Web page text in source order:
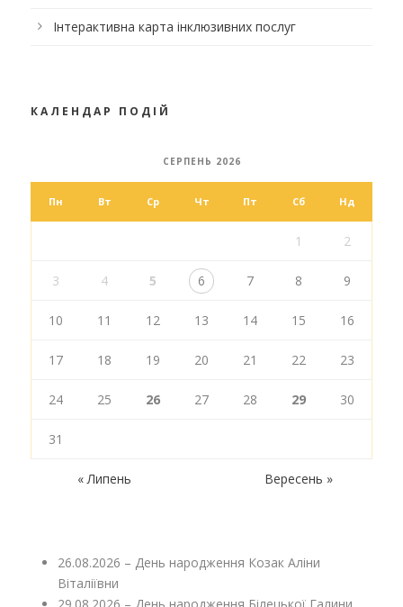
Інтерактивна карта інклюзивних послуг
КАЛЕНДАР ПОДІЙ
СЕРПЕНЬ 2026
Пн Вт Ср Чт Пт Сб Нд
1 2
3 4 5 6 7 8 9
10 11 12 13 14 15 16
17 18 19 20 21 22 23
24 25 26 27 28 29 30
31
« Липень Вересень »
26.08.2026 – День народження Козак Аліни
Віталіївни